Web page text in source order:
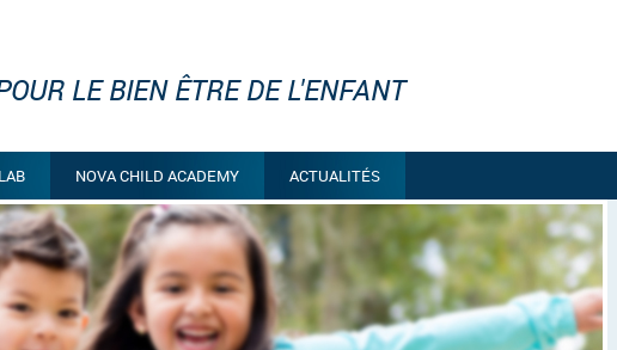
LE BIEN ÊTRE DE L'ENFANT
NOVA CHILD ACADEMY ACTUALITÉS